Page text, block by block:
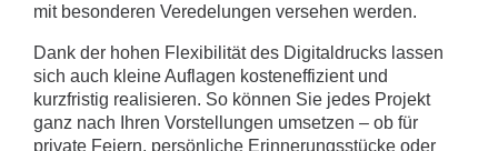
mit besonderen Veredelungen versehen werden.
Dank der hohen Flexibilität des Digitaldrucks lassen
sich auch kleine Auflagen kosteneffizient und
kurzfristig realisieren. So können Sie jedes Projekt
ganz nach Ihren Vorstellungen umsetzen – ob für
private Feiern, persönliche Erinnerungsstücke oder